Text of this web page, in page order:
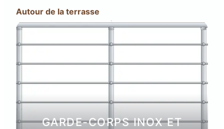
Autour de la terrasse
GARDE-CORPS INOX ET